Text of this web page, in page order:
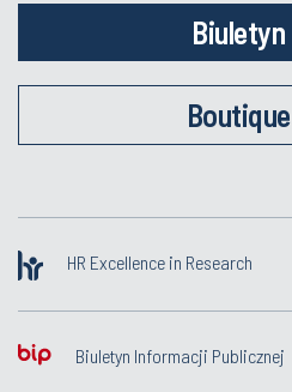
Biuletyn
Boutique
HR Excellence in Research
Biuletyn Informacji Publicznej